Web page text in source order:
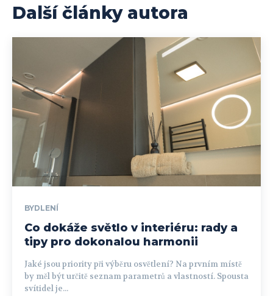
Další články autora
BYDLENÍ
Co dokáže světlo v interiéru: rady a
tipy pro dokonalou harmonii
Jaké jsou priority při výběru osvětlení? Na prvním místě
by měl být určitě seznam parametrů a vlastností. Spousta
svítidel je...